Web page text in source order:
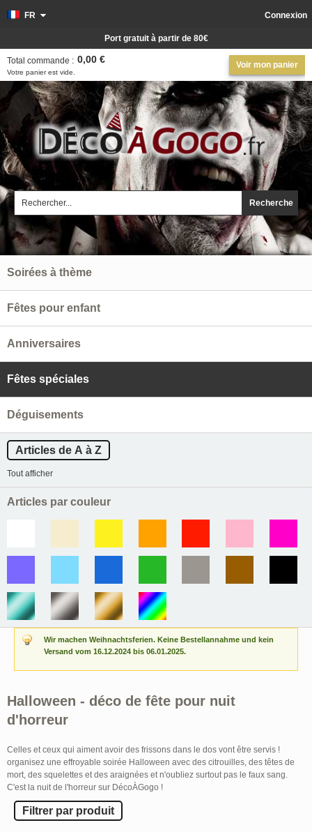
Recherche
Connexion
FR
Voir mon panier
Votre panier est vide.
Total commande : 0,00 €
Port gratuit à partir de 80€
Wir machen Weihnachtsferien. Keine Bestellannahme und kein
Versand vom 16.12.2024 bis 06.01.2025.
Halloween - déco de fête pour nuit
d'horreur
Celles et ceux qui aiment avoir des frissons dans le dos vont être servis !
organisez une effroyable soirée Halloween avec des citrouilles, des têtes de
mort, des squelettes et des araignées et n'oubliez surtout pas le faux sang.
C'est la nuit de l'horreur sur DécoÀGogo !
Filtrer par produit
Soirées à thème
Fêtes pour enfant
Anniversaires
Fêtes spéciales
Déguisements
Articles de A à Z
Tout afficher
Articles par couleur